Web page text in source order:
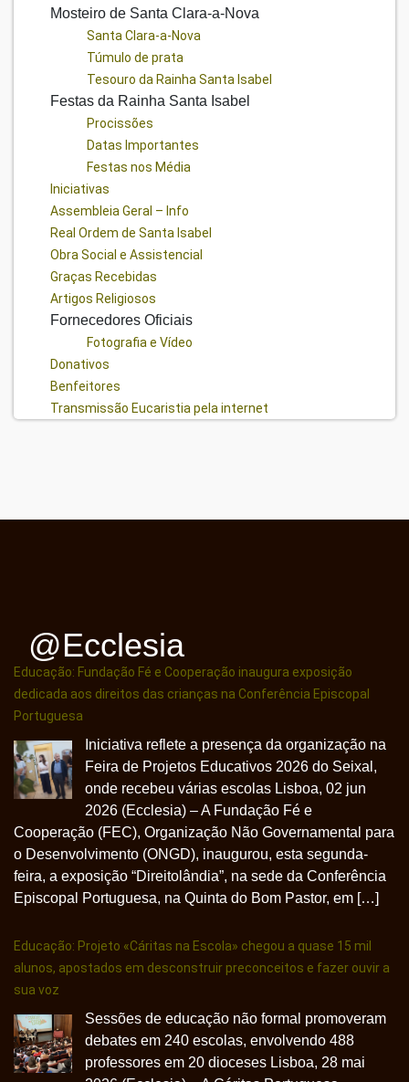
Mosteiro de Santa Clara-a-Nova
Santa Clara-a-Nova
Túmulo de prata
Tesouro da Rainha Santa Isabel
Festas da Rainha Santa Isabel
Procissões
Datas Importantes
Festas nos Média
Iniciativas
Assembleia Geral – Info
Real Ordem de Santa Isabel
Obra Social e Assistencial
Graças Recebidas
Artigos Religiosos
Fornecedores Oficiais
Fotografia e Vídeo
Donativos
Benfeitores
Transmissão Eucaristia pela internet
@ecclesia
Educação: Fundação Fé e Cooperação inaugura exposição
dedicada aos direitos das crianças na Conferência Episcopal
Portuguesa
Iniciativa reflete a presença da organização na
Feira de Projetos Educativos 2026 do Seixal,
onde recebeu várias escolas Lisboa, 02 jun
2026 (Ecclesia) – A Fundação Fé e
Cooperação (FEC), Organização Não Governamental para
o Desenvolvimento (ONGD), inaugurou, esta segunda-
feira, a exposição “Direitolândia”, na sede da Conferência
Episcopal Portuguesa, na Quinta do Bom Pastor, em […]
Educação: Projeto «Cáritas na Escola» chegou a quase 15 mil
alunos, apostados em desconstruir preconceitos e fazer ouvir a
sua voz
Sessões de educação não formal promoveram
debates em 240 escolas, envolvendo 488
professores em 20 dioceses Lisboa, 28 mai